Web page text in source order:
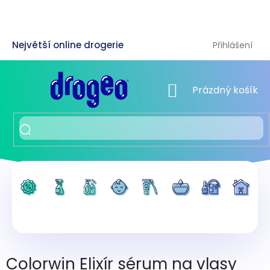
Přihlášení
NÁKUPNÍ KOŠÍK
Prázdný košík
Colorwin Elixír sérum na vlasy